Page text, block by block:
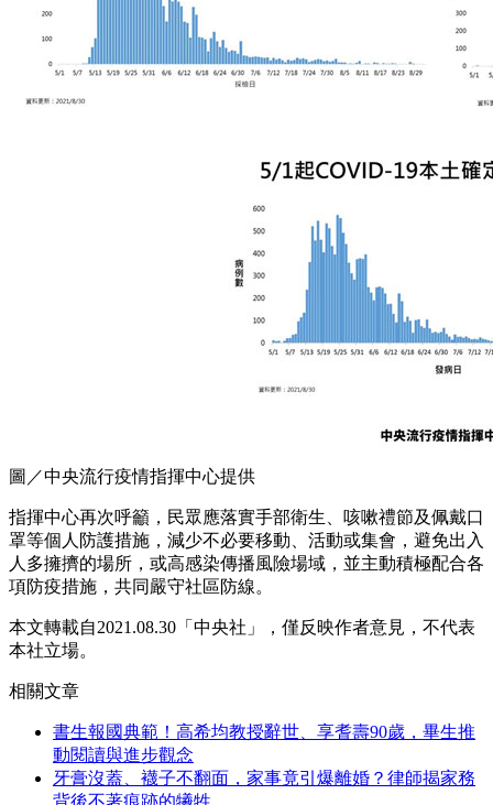
圖／中央流行疫情指揮中心提供
指揮中心再次呼籲，民眾應落實手部衛生、咳嗽禮節及佩戴口
罩等個人防護措施，減少不必要移動、活動或集會，避免出入
人多擁擠的場所，或高感染傳播風險場域，並主動積極配合各
項防疫措施，共同嚴守社區防線。
本文轉載自2021.08.30「中央社」，僅反映作者意見，不代表
本社立場。
相關文章
書生報國典範！高希均教授辭世、享耆壽90歲，畢生推
動閱讀與進步觀念
牙膏沒蓋、襪子不翻面，家事竟引爆離婚？律師揭家務